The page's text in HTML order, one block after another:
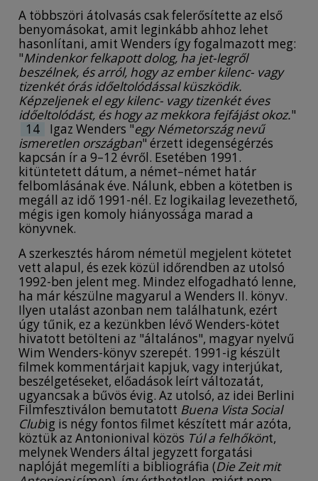
A többszöri átolvasás csak felerősítette az első
benyomásokat, amit leginkább ahhoz lehet
hasonlítani, amit Wenders így fogalmazott meg:
"Mindenkor felkapott dolog, ha jet-legről
beszélnek, és arról, hogy az ember kilenc- vagy
tizenkét órás időeltolódással küszködik.
Képzeljenek el egy kilenc- vagy tizenkét éves
időeltolódást, és hogy az mekkora fejfájást okoz."
14
Igaz Wenders "egy Németország nevű
ismeretlen országban" érzett idegenségérzés
kapcsán ír a 9–12 évről. Esetében 1991.
kitüntetett dátum, a német–német határ
felbomlásának éve. Nálunk, ebben a kötetben is
megáll az idő 1991-nél. Ez logikailag levezethető,
mégis igen komoly hiányossága marad a
könyvnek.
A szerkesztés három németül megjelent kötetet
vett alapul, és ezek közül időrendben az utolsó
1992-ben jelent meg. Mindez elfogadható lenne,
ha már készülne magyarul a Wenders II. könyv.
Ilyen utalást azonban nem találhatunk, ezért
úgy tűnik, ez a kezünkben lévő Wenders-kötet
hivatott betölteni az "általános", magyar nyelvű
Wim Wenders-könyv szerepét. 1991-ig készült
filmek kommentárjait kapjuk, vagy interjúkat,
beszélgetéseket, előadások leírt változatát,
ugyancsak a bűvös évig. Az utolsó, az idei Berlini
Filmfesztiválon bemutatott Buena Vista Social
Clubig is négy fontos filmet készített már azóta,
köztük az Antonionival közös Túl a felhőkönt,
melynek Wenders által jegyzett forgatási
naplóját megemlíti a bibliográfia (Die Zeit mit